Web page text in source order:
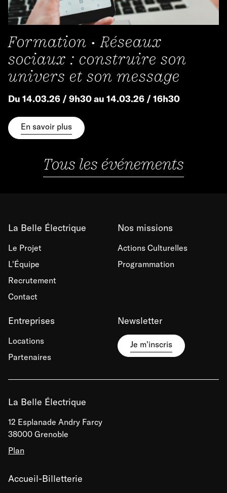
Formation • Réseaux
sociaux : construire son
univers et son message
Du 14.03.26 / 9h30 au 14.03.26 / 16h30
En savoir plus
Tous les événements
La Belle Électrique
Le Projet
L'Équipe
Recrutement
Contact
Nos missions
Actions Culturelles
Programmation
Entreprises
Locations
Partenaires
Newsletter
Je m'inscris
La Belle Électrique
12 Esplanade Andry Farcy
38000 Grenoble
Plan
Accueil-Billetterie